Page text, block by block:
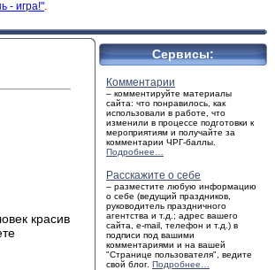
- игра!".
красив
Сервисы:
Комментарии
– комментируйте материалы
сайта: что понравилось, как
использовали в работе, что
изменили в процессе подготовки к
мероприятиям и получайте за
комментарии ЧРГ-баллы.
Подробнее…
Расскажите о себе
– разместите любую информацию
о себе (ведущий праздников,
руководитель праздничного
агентства и т.д.; адрес вашего
сайта, e-mail, телефон и т.д.) в
подписи под вашими
комментариями и на вашей
"Странице пользователя", ведите
свой блог. Подробнее…